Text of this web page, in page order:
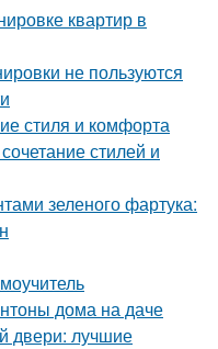
квартир в
не пользуются
стиля и комфорта
стилей и
зеленого фартука:
дома на даче
двери: лучшие